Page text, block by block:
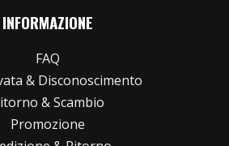
INFORMAZIONE
FAQ
& Disconoscimento
& Scambio
Promozione